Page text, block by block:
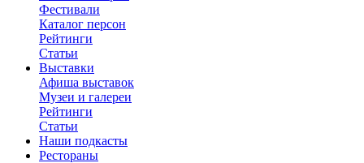
Фестивали
Каталог персон
Рейтинги
Статьи
Выставки
Афиша выставок
Музеи и галереи
Рейтинги
Статьи
Наши подкасты
Рестораны